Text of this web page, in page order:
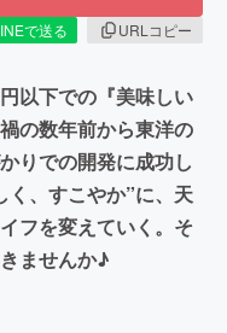
で送る
URLコピー
以下での『美味しい
の数年前から東洋の
りでの開発に成功し
く、すこやか”に、天
フを変えていく。そ
ませんか♪